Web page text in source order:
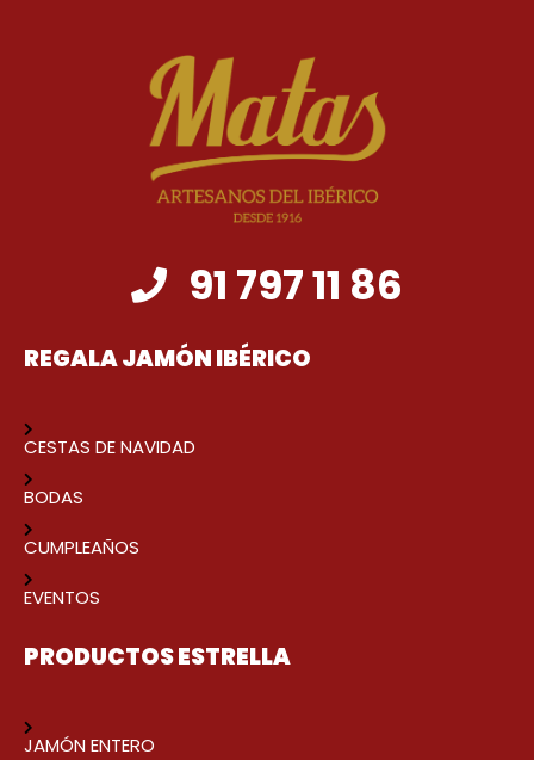
91 797 11 86
REGALA JAMÓN IBÉRICO
CESTAS DE NAVIDAD
BODAS
CUMPLEAÑOS
EVENTOS
PRODUCTOS ESTRELLA
JAMÓN ENTERO